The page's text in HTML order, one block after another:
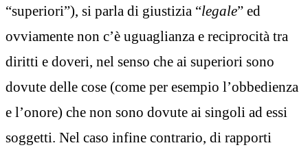
“superiori”), si parla di giustizia “legale” ed
ovviamente non c’è uguaglianza e reciprocità tra
diritti e doveri, nel senso che ai superiori sono
dovute delle cose (come per esempio l’obbedienza
e l’onore) che non sono dovute ai singoli ad essi
soggetti. Nel caso infine contrario, di rapporti